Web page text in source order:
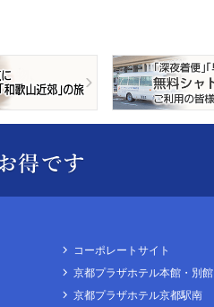
コーポレートサイト
京都プラザホテル本館・別館
京都プラザホテル京都駅南